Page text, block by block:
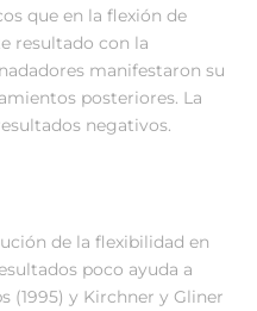
que en la flexión de
resultado con la
manifestaron su
posteriores. La
negativos.
de la flexibilidad en
poco ayuda a
(1995) y Kirchner y Gliner